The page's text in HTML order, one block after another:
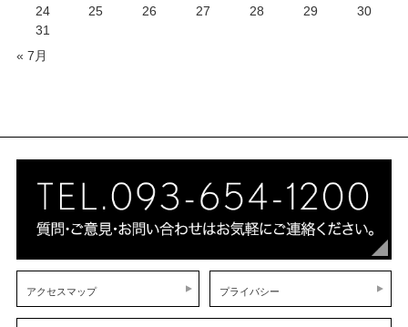
« 7月
24
25 26 27 28 29
30
31
アクセスマップ プライバシー